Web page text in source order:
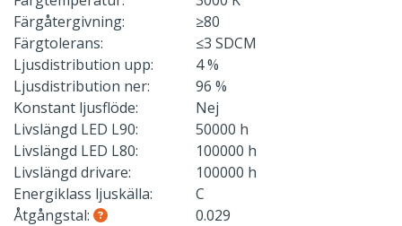
Färgåtergivning:
≥80
Färgtolerans:
≤3 SDCM
Ljusdistribution upp:
4 %
Ljusdistribution ner:
96 %
Konstant ljusflöde:
Nej
Livslängd LED L90:
50000 h
Livslängd LED L80:
100000 h
Livslängd drivare:
100000 h
Energiklass ljuskälla:
C
Åtgångstal:
0.029